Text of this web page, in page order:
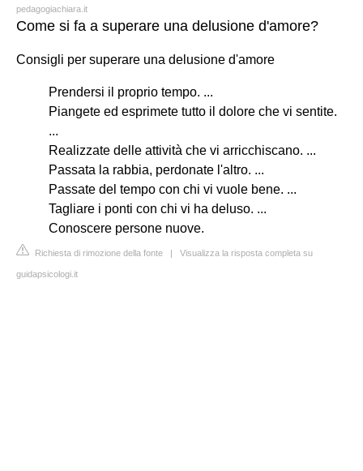
pedagogiachiara.it
Come si fa a superare una delusione d'amore?
Consigli per superare una delusione d'amore
Prendersi il proprio tempo. ...
Piangete ed esprimete tutto il dolore che vi sentite.
...
Realizzate delle attività che vi arricchiscano. ...
Passata la rabbia, perdonate l'altro. ...
Passate del tempo con chi vi vuole bene. ...
Tagliare i ponti con chi vi ha deluso. ...
Conoscere persone nuove.
Richiesta di rimozione della fonte | Visualizza la risposta completa su
guidapsicologi.it